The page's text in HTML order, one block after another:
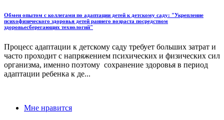
Обмен опытом с коллегами по адаптации детей к детскому саду: "Укрепление
психофизического здоровья детей раннего возраста посредством
здоровьесберегающих технологий"
Процесс адаптации к детскому саду требует больших затрат и
часто проходит с напряжением психических и физических сил
организма, именно поэтому сохранение здоровья в период
адаптации ребенка к де...
Мне нравится